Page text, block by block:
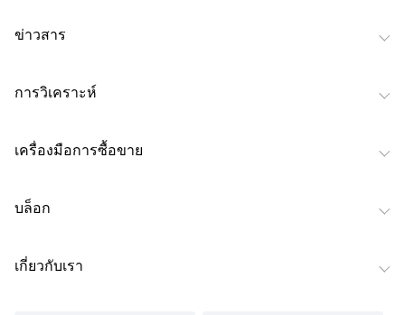
ข่าวสาร
การวิเคราะห์
เครื่องมือการซื้อขาย
บล็อก
เกี่ยวกับเรา